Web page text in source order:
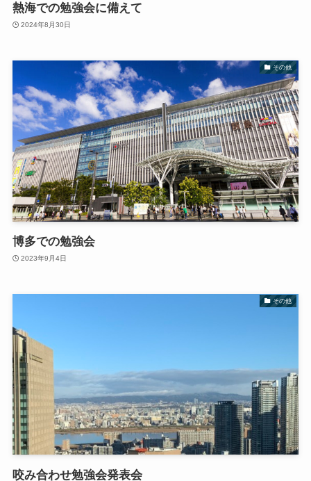
熱海での勉強会に備えて
2024年8月30日
その他
博多での勉強会
2023年9月4日
その他
咬み合わせ勉強会発表会